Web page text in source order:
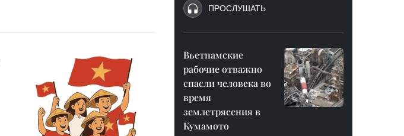
ПРОСЛУШАТЬ
Вьетнамские
рабочие отважно
спасли человека во
время
землетрясения в
Кумамото